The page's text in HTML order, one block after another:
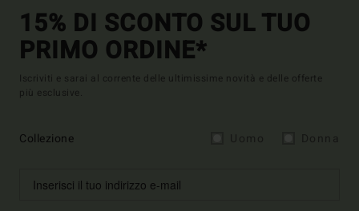
15% DI SCONTO SUL TUO
PRIMO ORDINE*
Iscriviti e sarai al corrente delle ultimissime novità e delle offerte
più esclusive.
Collezione